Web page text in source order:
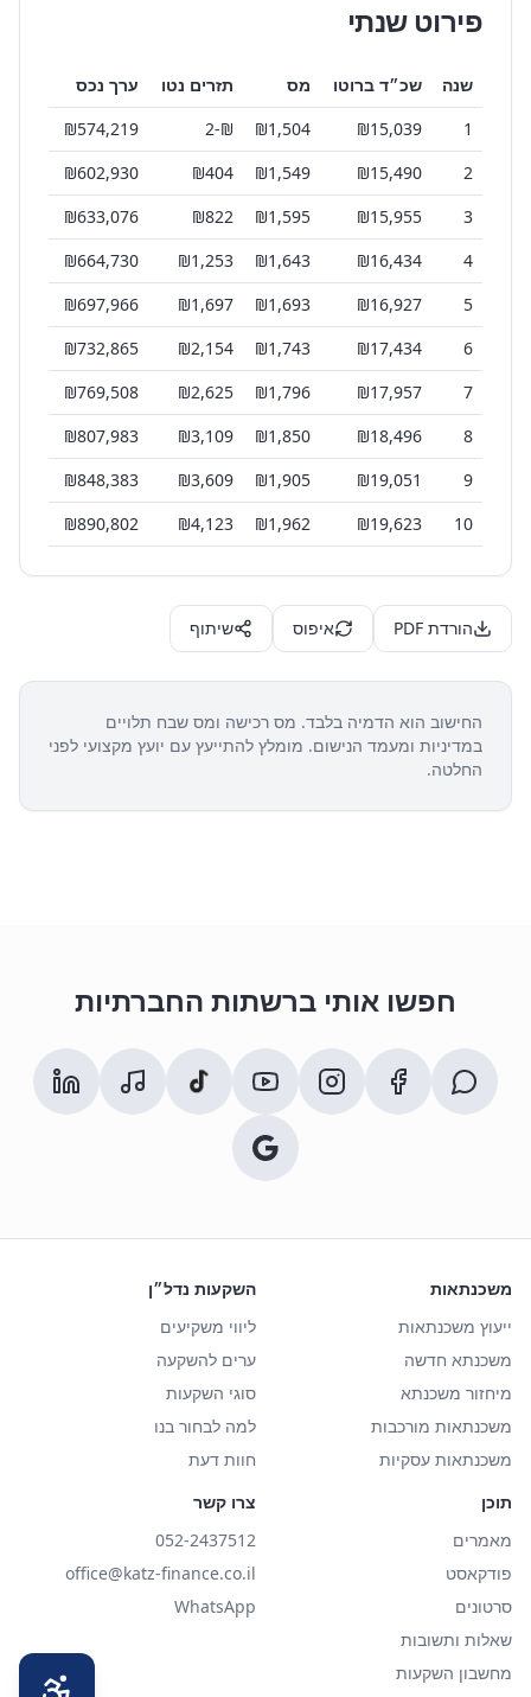
פירוט שנתי
שנה שכ״ד ברוטו מס תזרים נטו
ערך נכס
1
₪15,039
₪1,504
₪
-2
₪574,219
2
₪15,490
₪1,549
₪404
₪602,930
3
₪15,955
₪1,595
₪822
₪633,076
4
₪16,434
₪1,643
₪1,253
₪664,730
5
₪16,927
₪1,693
₪1,697
₪697,966
6
₪17,434
₪1,743
₪2,154
₪732,865
7
₪17,957
₪1,796
₪2,625
₪769,508
8
₪18,496
₪1,850
₪3,109
₪807,983
9
₪19,051
₪1,905
₪3,609
₪848,383
10
₪19,623
₪1,962
₪4,123
₪890,802
הורדת PDF איפוס שיתוף
החישוב הוא הדמיה בלבד. מס רכישה ומס שבח תלויים
במדיניות ומעמד הנישום. מומלץ להתייעץ עם יועץ מקצועי לפני
החלטה.
חפשו אותי ברשתות החברתיות
משכנתאות
ייעוץ משכנתאות
משכנתא חדשה
מיחזור משכנתא
משכנתאות מורכבות
משכנתאות עסקיות
השקעות נדל״ן
ליווי משקיעים
ערים להשקעה
סוגי השקעות
למה לבחור בנו
חוות דעת
תוכן
מאמרים
פודקאסט
סרטונים
שאלות ותשובות
מחשבון השקעות
צרו קשר
052-2437512
office@katz-finance.co.il
WhatsApp